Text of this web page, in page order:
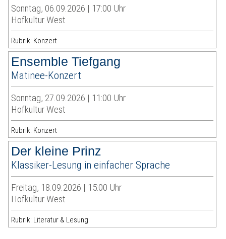
Sonntag, 06.09.2026 | 17:00 Uhr
Hofkultur West
Rubrik: Konzert
Ensemble Tiefgang
Matinee-Konzert
Sonntag, 27.09.2026 | 11:00 Uhr
Hofkultur West
Rubrik: Konzert
Der kleine Prinz
Klassiker-Lesung in einfacher Sprache
Freitag, 18.09.2026 | 15:00 Uhr
Hofkultur West
Rubrik: Literatur & Lesung